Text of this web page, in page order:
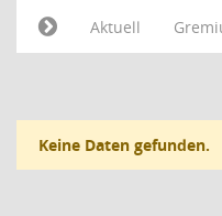
Aktuell
Keine Daten gefunden.